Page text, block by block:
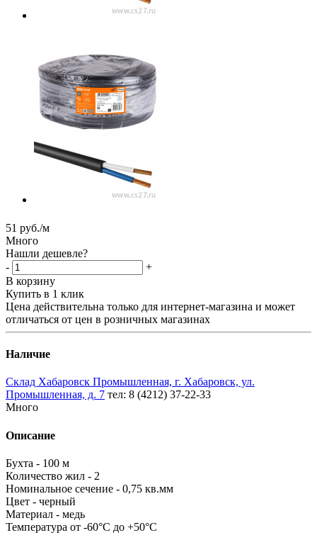
51 руб./м
Много
Нашли дешевле?
-
+
В корзину
Купить в 1 клик
Цена действительна только для интернет-магазина и может
отличаться от цен в розничных магазинах
Наличие
Склад Хабаровск Промышленная, г. Хабаровск, ул.
Промышленная, д. 7 тел: 8 (4212) 37-22-33
Много
Описание
Бухта - 100 м
Количество жил - 2
Номинальное сечение - 0,75 кв.мм
Цвет - черный
Материал - медь
Температура от -60°С до +50°С